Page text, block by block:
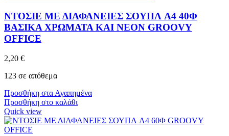
ΝΤΟΣΙΕ ΜΕ ΔΙΑΦΑΝΕΙΕΣ ΣΟΥΠΛ A4 40Φ
ΒΑΣΙΚΑ ΧΡΩΜΑΤΑ ΚΑΙ NEON GROOVY
OFFICE
2,20 €
123 σε απόθεμα
Προσθήκη στα Αγαπημένα
Προσθήκη στο καλάθι
Quick view